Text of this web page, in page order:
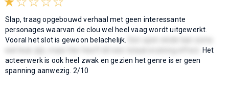
Slap, traag opgebouwd verhaal met geen interessante
personages waarvan de clou wel heel vaag wordt uitgewerkt.
Vooral het slot is gewoon belachelijk.
Het
acteerwerk is ook heel zwak en gezien het genre is er geen
spanning aanwezig. 2/10